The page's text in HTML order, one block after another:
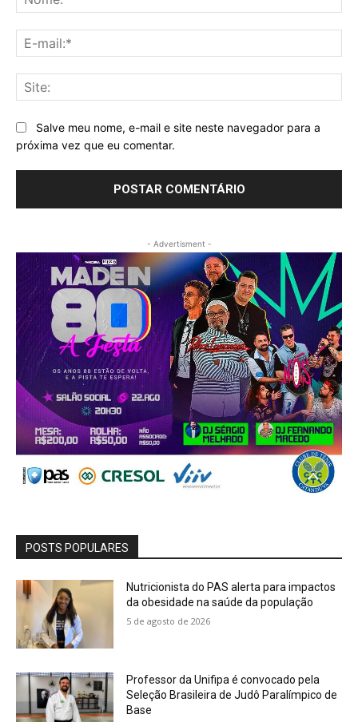
Salve meu nome, e-mail e site neste navegador para a
próxima vez que eu comentar.
- Advertisment -
POSTS POPULARES
Nutricionista do PAS alerta para impactos
da obesidade na saúde da população
5 de agosto de 2026
Professor da Unifipa é convocado pela
Seleção Brasileira de Judô Paralímpico de
Base